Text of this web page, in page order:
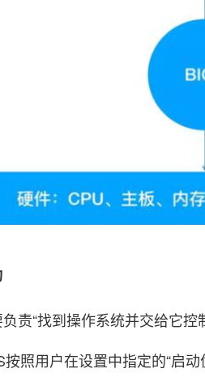
“找到操作系统并交给它控
按照用户在设置中指定的“启